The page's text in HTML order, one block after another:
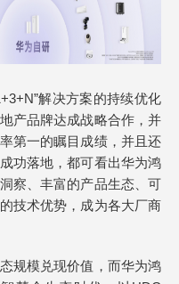
解决方案的持续优化
产品牌达成战略合作，并
第一的瞩目成绩，并且还
功落地，都可看出华为鸿
察、丰富的产品生态、可
技术优势，成为各大厂商
规模兑现价值，而华为鸿